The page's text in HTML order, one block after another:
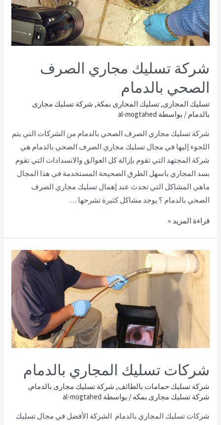
شركة تسليك مجاري الصرف
الصحي بالدمام
تسليك المجارى,تسليك المجارى بمكة, شركة تسليك مجارى
بالدمام / بواسطة al-mogtahed
شركة تسليك مجاري الصرف الصحي بالدمام من الشركات التي يتم
اللجوء إليها في مجال تسليك مجاري الصرف الصحي بالدمام هي
شركة المجتهد التي تقوم بإزالة كل العوالق والانسدادات التي تقوم
بسد المجاري باسهل الطرق الصحيحة المستخدمة في هذا المجال
ماهي المشاكل التي تحدث عند إهمال تسليك مجاري الصرف
الصحي بالدمام ؟ يوجد مشاكل كثيرة تشرحها …
قراءة المزيد »
شركات تسليك المجاري بالدمام
شركة تسليك حمامات بالطائف, شركة تسليك مجارى بالدمام,
شركة تسليك مجارى بمكه / بواسطة al-mogtahed
شركات تسليك المجاري بالدمام الشركة الأفضل في مجال تسليك